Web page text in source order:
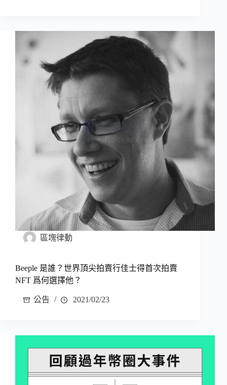
區塊律動
Beeple 是誰？世界頂尖拍賣行佳士得首次拍賣
NFT 爲何選擇他？
公告 2021/02/23